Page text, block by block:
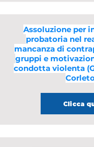
Assoluzione per
probatoria nel
mancanza di
gruppi e
condotta violenta
Clicca